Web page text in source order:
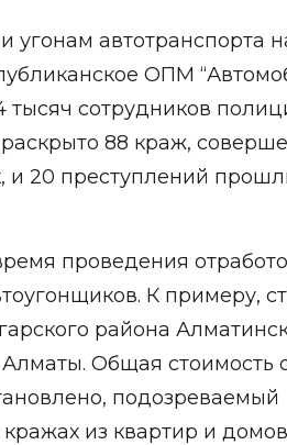
автотранспорта
ОПМ
сотрудников
88 краж,
и 20 преступлений
проведения
К примеру,
района
Общая стоимость
подозреваемый
из квартир и